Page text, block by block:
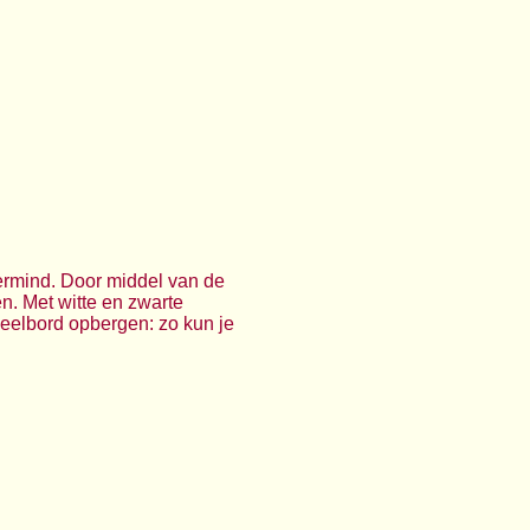
Door middel van de
Met witte en zwarte
opbergen: zo kun je